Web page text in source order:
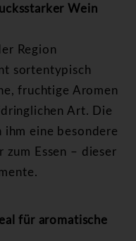
Wein
Region
sortentypisch
fruchtige Aromen
Art. Die
ihm eine besondere
zum Essen – dieser
für aromatische